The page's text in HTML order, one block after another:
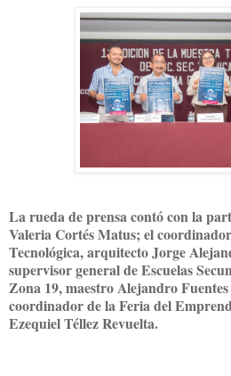
La rueda de prensa contó con la
Valeria Cortés Matus; el
Tecnológica, arquitecto Jorge
supervisor general de Escuelas
Zona 19, maestro Alejandro
coordinador de la Feria del
Ezequiel Téllez Revuelta.